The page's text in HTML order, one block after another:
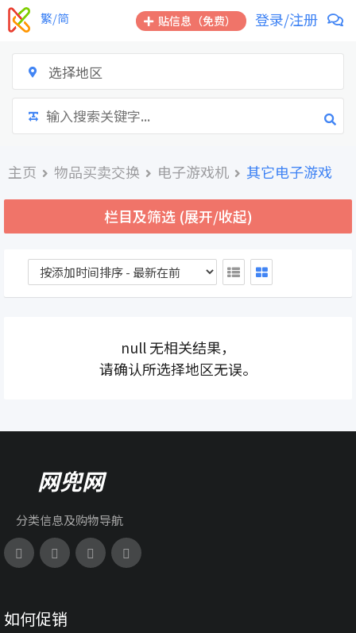
跳
到
贴信息（免费） 登录/注册
繁/简
选择地区
主页 物品买卖交换 电子游戏机 其它电子游戏
栏目及筛选 (展开/收起)
null 无相关结果，
请确认所选择地区无误。
网兜网
分类信息及购物导航
如何促销